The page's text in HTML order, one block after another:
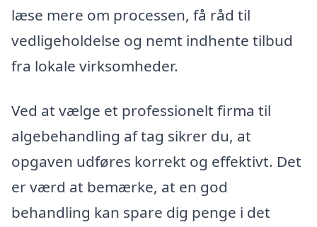
læse mere om processen, få råd til
vedligeholdelse og nemt indhente tilbud
fra lokale virksomheder.
Ved at vælge et professionelt firma til
algebehandling af tag sikrer du, at
opgaven udføres korrekt og effektivt. Det
er værd at bemærke, at en god
behandling kan spare dig penge i det